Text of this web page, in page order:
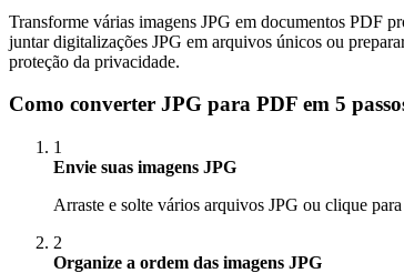
Transforme várias imagens JPG em documentos PDF
juntar digitalizações JPG em arquivos únicos ou
proteção da privacidade.
Como converter JPG para PDF em 5
1
Envie suas imagens JPG
Arraste e solte vários arquivos JPG ou clique
2
Organize a ordem das imagens JPG